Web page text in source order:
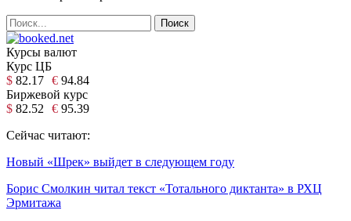
Курсы валют
Курс ЦБ
$ 82.17 € 94.84
Биржевой курс
$ 82.52 € 95.39
Сейчас читают:
Новый «Шрек» выйдет в следующем году
Борис Смолкин читал текст «Тотального диктанта» в РХЦ
Эрмитажа